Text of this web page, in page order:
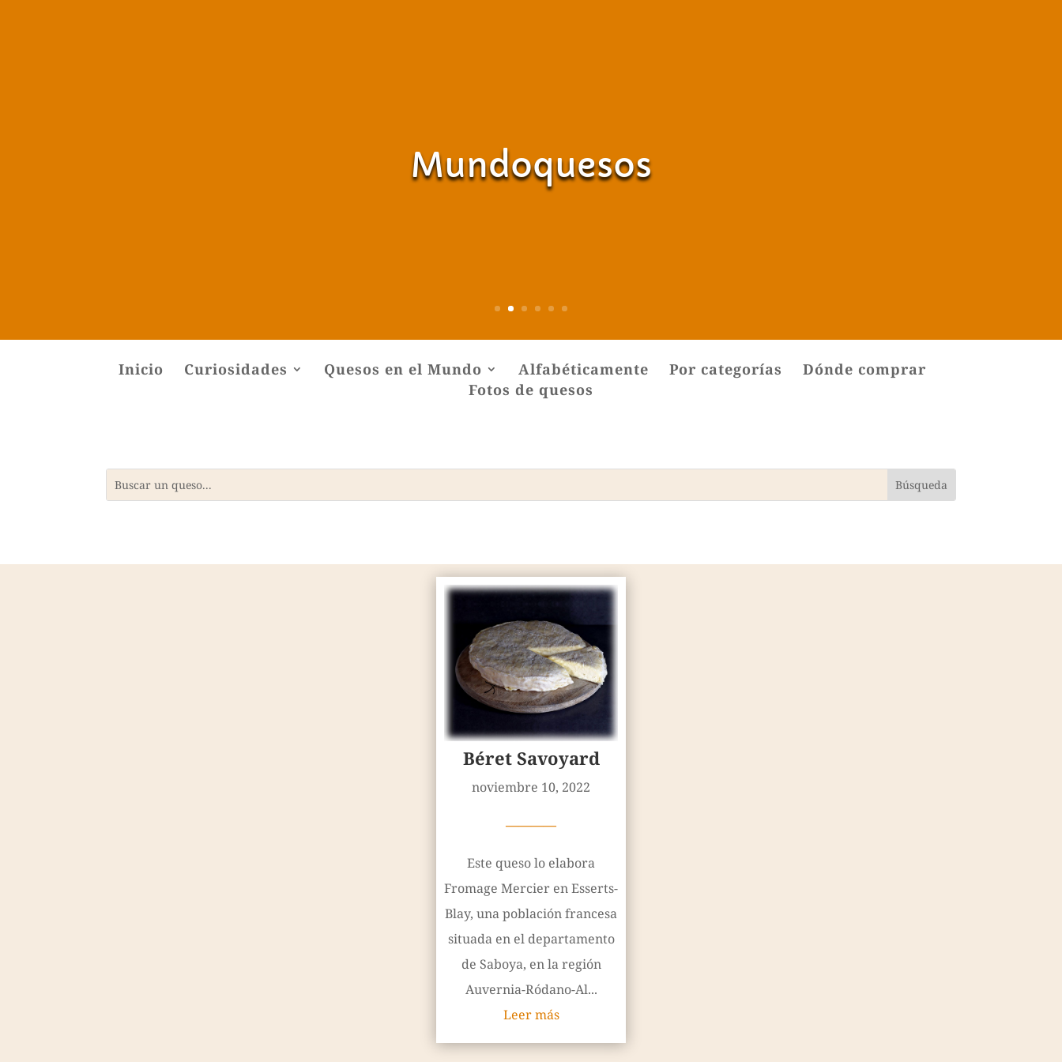
Mundoquesos
Inicio Curiosidades Quesos en el Mundo Alfabéticamente Por categorías
Dónde comprar
Fotos de quesos
Béret Savoyard
noviembre 10, 2022
————
Este queso lo elabora
Fromage Mercier en Esserts-
Blay, una población francesa
situada en el departamento
de Saboya, en la región
Auvernia-Ródano-Al...
Leer más